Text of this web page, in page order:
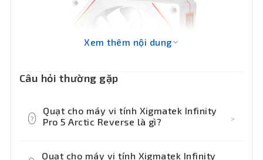
Xem thêm nội dung
Câu hỏi thường gặp
?
Quạt cho máy vi tính Xigmatek Infinity
Pro 5 Arctic Reverse là gì?
>
Quạt cho máy vi tính Xigmatek Infinity